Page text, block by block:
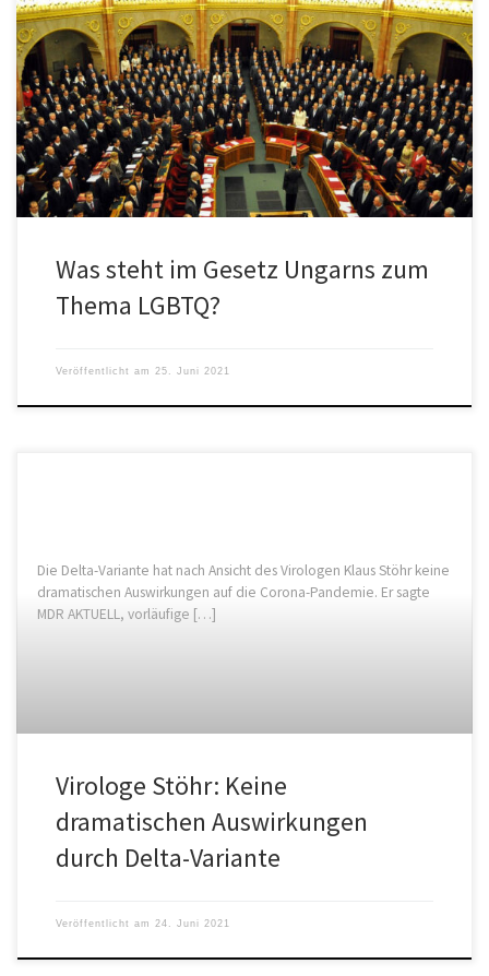
Zentrale Passagen aus dem Gesetz Ungarns zum Thema LGBTQ
erstmals in deutscher Sprache. (TE)
Was steht im Gesetz Ungarns zum
Thema LGBTQ?
Veröffentlicht am 25. Juni 2021
Die Delta-Variante hat nach Ansicht des Virologen Klaus Stöhr keine
dramatischen Auswirkungen auf die Corona-Pandemie. Er sagte
MDR AKTUELL, vorläufige […]
Virologe Stöhr: Keine
dramatischen Auswirkungen
durch Delta-Variante
Veröffentlicht am 24. Juni 2021